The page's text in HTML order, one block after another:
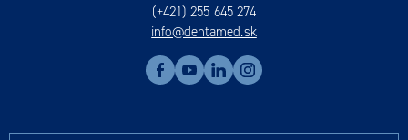
(+421) 255 645 274
info@dentamed.sk